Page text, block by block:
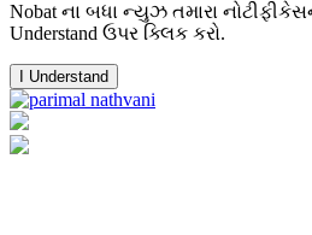
Nobat ના બધા ન્યુઝ તમારા
Understand ઉપર ક્લિક કરો.
I Understand